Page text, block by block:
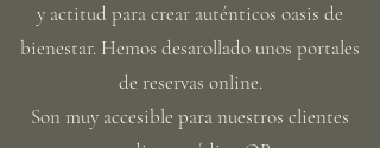
y actitud para crear auténticos oasis de
bienestar. Hemos desarollado unos portales
de reservas online.
Son muy accesible para nuestros clientes